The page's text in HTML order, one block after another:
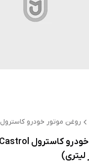
روغن موتور خودرو کاسترول